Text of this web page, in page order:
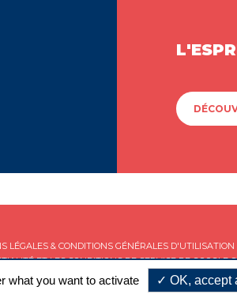
LÉGALES & CONDITIONS GÉNÉRALES D'UTILISATION
ET LESCONDITIONS DE SERVICEDE GOOGLE
what you want to activate OK, accept